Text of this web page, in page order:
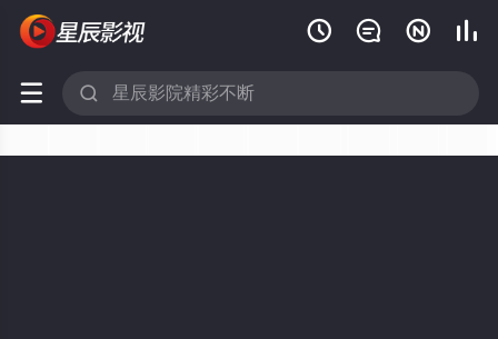
   
 